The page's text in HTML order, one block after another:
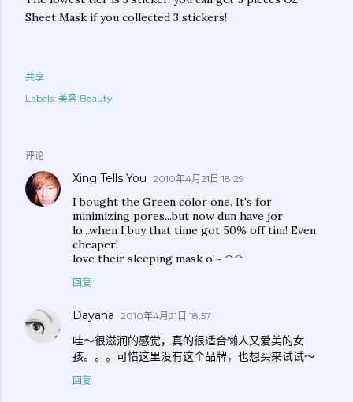
Sheet Mask if you collected 3 stickers!
共享
Labels: 美容 Beauty
评论
Xing Tells You 2010年4月21日 18:29
I bought the Green color one. It's for
minimizing pores...but now dun have jor
lo...when I buy that time got 50% off tim! Even
cheaper!
love their sleeping mask o!~ ^^
回复
Dayana 2010年4月21日 18:57
哇～很滋润的感觉，真的很适合懒人又爱美的女
孩。。。可惜这里没有这个品牌，也想买来试试～
回复